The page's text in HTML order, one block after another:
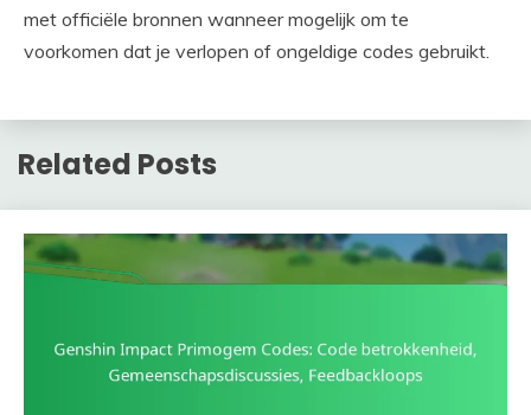
met officiële bronnen wanneer mogelijk om te
voorkomen dat je verlopen of ongeldige codes gebruikt.
Related Posts